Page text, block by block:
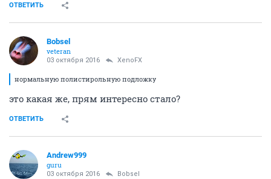
ОТВЕТИТЬ
Bobsel
veteran
03 октября 2016 XenoFX
нормальную полистирольную подложку
это какая же, прям интересно стало?
ОТВЕТИТЬ
Andrew999
guru
03 октября 2016 Bobsel